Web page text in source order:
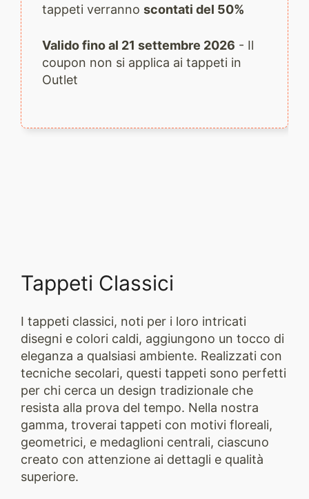
tappeti verranno scontati del 50%
Valido fino al 21 settembre 2026 - Il
coupon non si applica ai tappeti in
Outlet
Tappeti Classici
I tappeti classici, noti per i loro intricati
disegni e colori caldi, aggiungono un tocco di
eleganza a qualsiasi ambiente. Realizzati con
tecniche secolari, questi tappeti sono perfetti
per chi cerca un design tradizionale che
resista alla prova del tempo. Nella nostra
gamma, troverai tappeti con motivi floreali,
geometrici, e medaglioni centrali, ciascuno
creato con attenzione ai dettagli e qualità
superiore.